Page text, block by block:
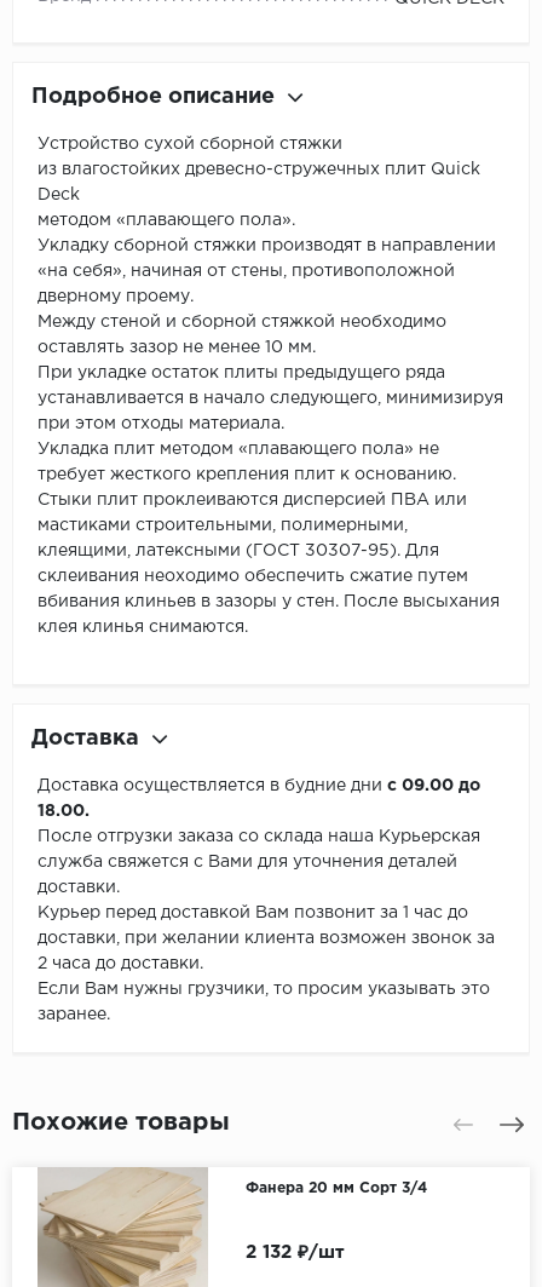
Подробное описание
Устройство сухой сборной стяжки
из влагостойких древесно-стружечных плит Quick
Deck
методом «плавающего пола».
Укладку сборной стяжки производят в направлении
«на себя», начиная от стены, противоположной
дверному проему.
Между стеной и сборной стяжкой необходимо
оставлять зазор не менее 10 мм.
При укладке остаток плиты предыдущего ряда
устанавливается в начало следующего, минимизируя
при этом отходы материала.
Укладка плит методом «плавающего пола» не
требует жесткого крепления плит к основанию.
Стыки плит проклеиваются дисперсией ПВА или
мастиками строительными, полимерными,
клеящими, латексными (ГОСТ 30307-95). Для
склеивания неоходимо обеспечить сжатие путем
вбивания клиньев в зазоры у стен. После высыхания
клея клинья снимаются.
Доставка
Доставка осуществляется в будние дни с 09.00 до
18.00.
После отгрузки заказа со склада наша Курьерская
служба свяжется с Вами для уточнения деталей
доставки.
Курьер перед доставкой Вам позвонит за 1 час до
доставки, при желании клиента возможен звонок за
2 часа до доставки.
Если Вам нужны грузчики, то просим указывать это
заранее.
Похожие товары
Фанера 20 мм Сорт 3/4
2 132 ₽/шт